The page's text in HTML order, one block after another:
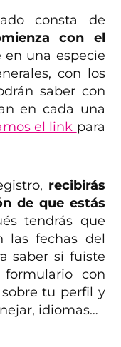
consta de
con el
en una especie
con los
saber con
en cada una
el link para
recibirás
de que estás
tendrás que
las fechas del
saber si fuiste
con
tu perfil y
idiomas…